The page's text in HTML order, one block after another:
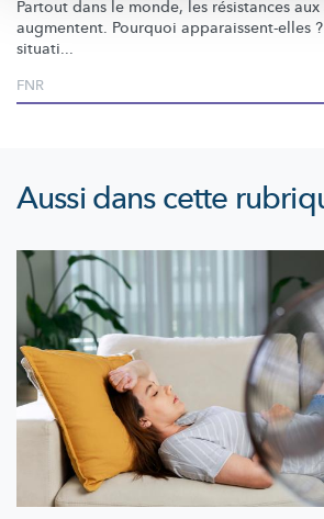
Partout dans le monde, les résistances
augmentent. Pourquoi apparaissent-elles
situati...
FNR
Aussi dans cette